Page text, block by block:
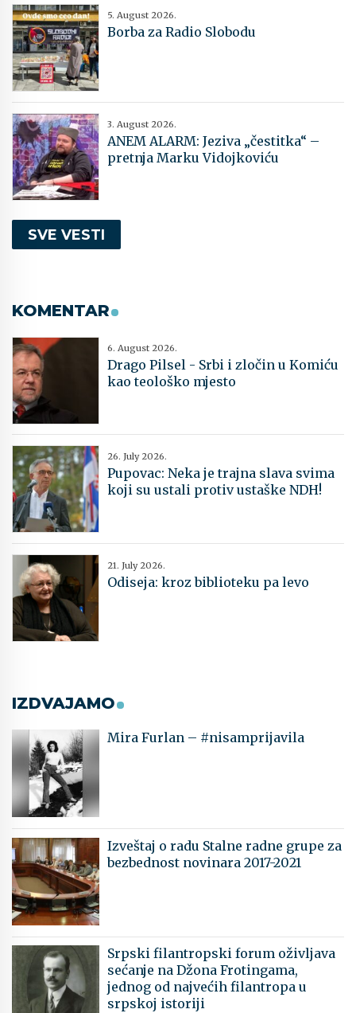
5. August 2026.
Borba za Radio Slobodu
3. August 2026.
ANEM ALARM: Jeziva „čestitka“ –
pretnja Marku Vidojkoviću
SVE VESTI
KOMENTAR
6. August 2026.
Drago Pilsel - Srbi i zločin u Komiću
kao teološko mjesto
26. July 2026.
Pupovac: Neka je trajna slava svima
koji su ustali protiv ustaške NDH!
21. July 2026.
Odiseja: kroz biblioteku pa levo
IZDVAJAMO
Mira Furlan – #nisamprijavila
Izveštaj o radu Stalne radne grupe za
bezbednost novinara 2017-2021
Srpski filantropski forum oživljava
sećanje na Džona Frotingama,
jednog od najvećih filantropa u
srpskoj istoriji